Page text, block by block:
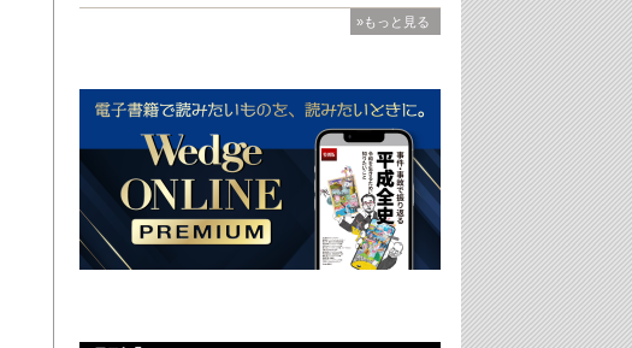
»もっと見る